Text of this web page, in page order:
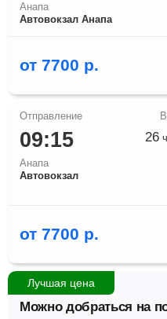
Анапа
Автовокзал Анапа
от 7700 р.
09:15
Анапа
Автовокзал
26ч
от 7700 р.
Лучшая цена
Можно добраться на